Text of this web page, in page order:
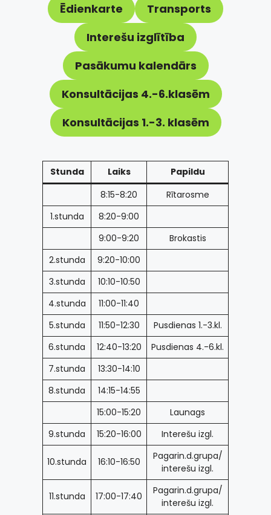
Ēdienkarte
Transports
Interešu izglītība
Pasākumu kalendārs
Konsultācijas 4.-6.klasēm
Konsultācijas 1.-3. klasēm
Stunda Laiks
Papildu
8:15-8:20
Rītarosme
1.stunda
8:20-9:00
9:00-9:20
Brokastis
2.stunda
9:20-10:00
3.stunda
10:10-10:50
4.stunda
11:00-11:40
5.stunda
11:50-12:30
Pusdienas 1.-3.kl.
6.stunda
12:40-13:20
Pusdienas 4.-6.kl.
7.stunda
13:30-14:10
8.stunda
14:15-14:55
15:00-15:20
Launags
9.stunda
15:20-16:00 Interešu izgl.
10.stunda 16:10-16:50
Pagarin.d.grupa/
interešu izgl.
11.stunda 17:00-17:40
Pagarin.d.grupa/
interešu izgl.